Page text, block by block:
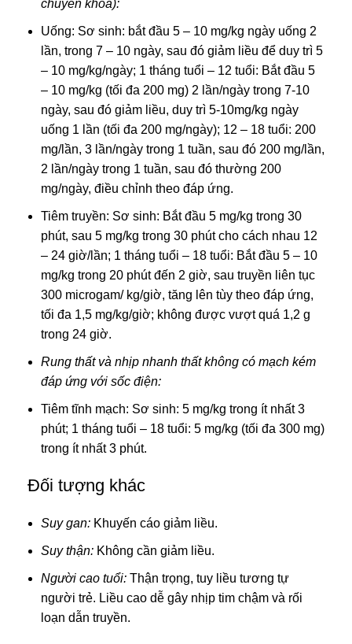
chuyên khoa):
Uống: Sơ sinh: bắt đầu 5 – 10 mg/kg ngày uống 2
lần, trong 7 – 10 ngày, sau đó giảm liều để duy trì 5
– 10 mg/kg/ngày; 1 tháng tuổi – 12 tuổi: Bắt đầu 5
– 10 mg/kg (tối đa 200 mg) 2 lần/ngày trong 7-10
ngày, sau đó giảm liều, duy trì 5-10mg/kg ngày
uống 1 lần (tối đa 200 mg/ngày); 12 – 18 tuổi: 200
mg/lần, 3 lần/ngày trong 1 tuần, sau đó 200 mg/lần,
2 lần/ngày trong 1 tuần, sau đó thường 200
mg/ngày, điều chỉnh theo đáp ứng.
Tiêm truyền: Sơ sinh: Bắt đầu 5 mg/kg trong 30
phút, sau 5 mg/kg trong 30 phút cho cách nhau 12
– 24 giờ/lần; 1 tháng tuổi – 18 tuổi: Bắt đầu 5 – 10
mg/kg trong 20 phút đến 2 giờ, sau truyền liên tục
300 microgam/ kg/giờ, tăng lên tùy theo đáp ứng,
tối đa 1,5 mg/kg/giờ; không được vượt quá 1,2 g
trong 24 giờ.
Rung thất và nhịp nhanh thất không có mạch kém
đáp ứng với sốc điện:
Tiêm tĩnh mạch: Sơ sinh: 5 mg/kg trong ít nhất 3
phút; 1 tháng tuổi – 18 tuổi: 5 mg/kg (tối đa 300 mg)
trong ít nhất 3 phút.
Đối tượng khác
Suy gan: Khuyến cáo giảm liều.
Suy thận: Không cần giảm liều.
Người cao tuổi: Thận trọng, tuy liều tương tự
người trẻ. Liều cao dễ gây nhịp tim chậm và rối
loạn dẫn truyền.